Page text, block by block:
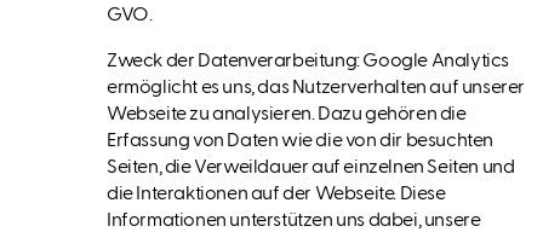
GVO.
Zweck der Datenverarbeitung: Google Analytics
ermöglicht es uns, das Nutzerverhalten auf unserer
Webseite zu analysieren. Dazu gehören die
Erfassung von Daten wie die von dir besuchten
Seiten, die Verweildauer auf einzelnen Seiten und
die Interaktionen auf der Webseite. Diese
Informationen unterstützen uns dabei, unsere